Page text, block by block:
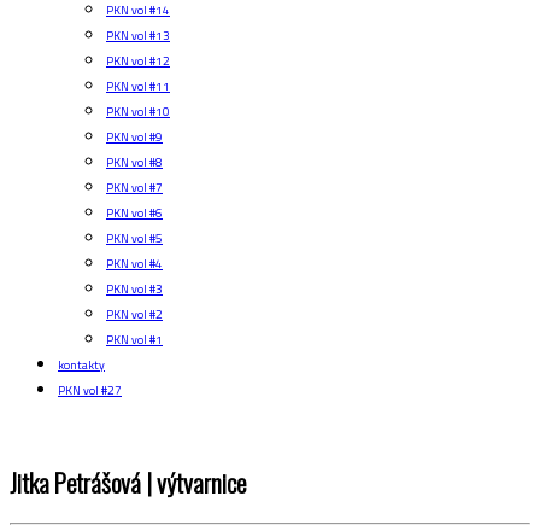
PKN vol #14
PKN vol #13
PKN vol #12
PKN vol #11
PKN vol #10
PKN vol #9
PKN vol #8
PKN vol #7
PKN vol #6
PKN vol #5
PKN vol #4
PKN vol #3
PKN vol #2
PKN vol #1
kontakty
PKN vol #27
Jitka Petrášová | výtvarnice